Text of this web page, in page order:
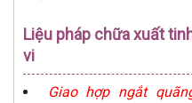
Liệu pháp chữa xuất
vi
Giao hợp ngắt